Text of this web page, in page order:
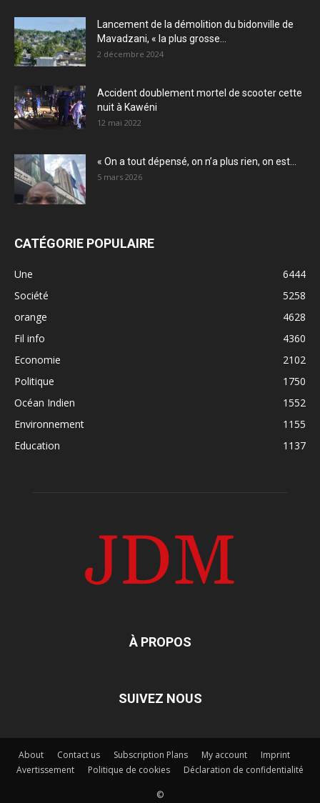
Lancement de la démolition du bidonville de
Mavadzani, « la plus grosse...
2 décembre 2024
Accident doublement mortel de scooter cette
nuit à Kawéni
12 mai 2022
« On a tout dépensé, on n’a plus rien, on est...
5 mars 2026
CATÉGORIE POPULAIRE
Une
6444
Société
5258
orange
4628
Fil info
4360
Economie
2102
Politique
1750
Océan Indien
1552
Environnement
1155
Education
1137
À PROPOS
SUIVEZ NOUS
About Contact us Subscription Plans My account
Imprint
Avertissement
Politique de cookies Déclaration de confidentialité
©